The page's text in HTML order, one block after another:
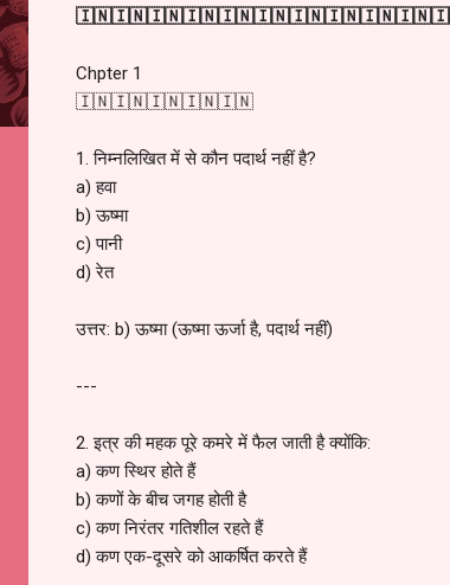
Chpter 1
🇮🇳🇮🇳🇮🇳🇮🇳🇮🇳
1. निम्नलिखित में से कौन पदार्थ नहीं है?
a) हवा
b) ऊष्मा
c) पानी
d) रेत
उत्तर: b) ऊष्मा (ऊष्मा ऊर्जा है, पदार्थ नहीं)
---
2. इत्र की महक पूरे कमरे में फैल जाती है क्योंकि:
a) कण स्थिर होते हैं
b) कणों के बीच जगह होती है
c) कण निरंतर गतिशील रहते हैं
d) कण एक-दूसरे को आकर्षित करते हैं